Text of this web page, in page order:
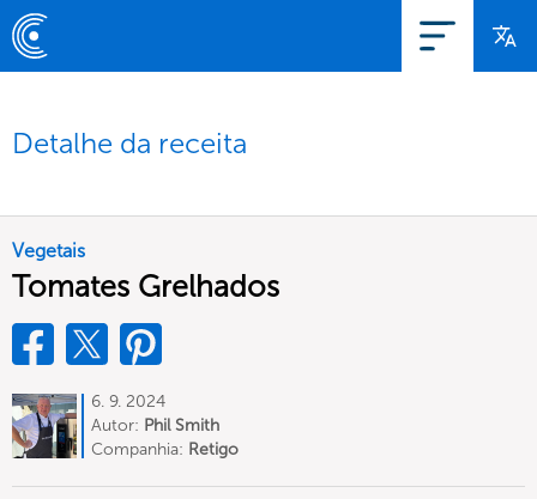
Detalhe da receita
Vegetais
Tomates Grelhados
6. 9. 2024
Autor: Phil Smith
Companhia: Retigo